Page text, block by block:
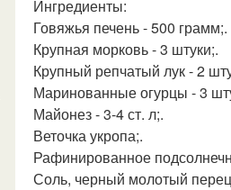
Салат из свиной печени
Салат с крекерами
Ингредиенты:
Говяжья печень - 500 грамм;.
Крупная морковь - 3 штуки;.
Крупный репчатый лук - 2
Маринованные огурцы - 3
Майонез - 3-4 ст. л;.
Веточка укропа;.
Рафинированное
Соль, черный молотый перец